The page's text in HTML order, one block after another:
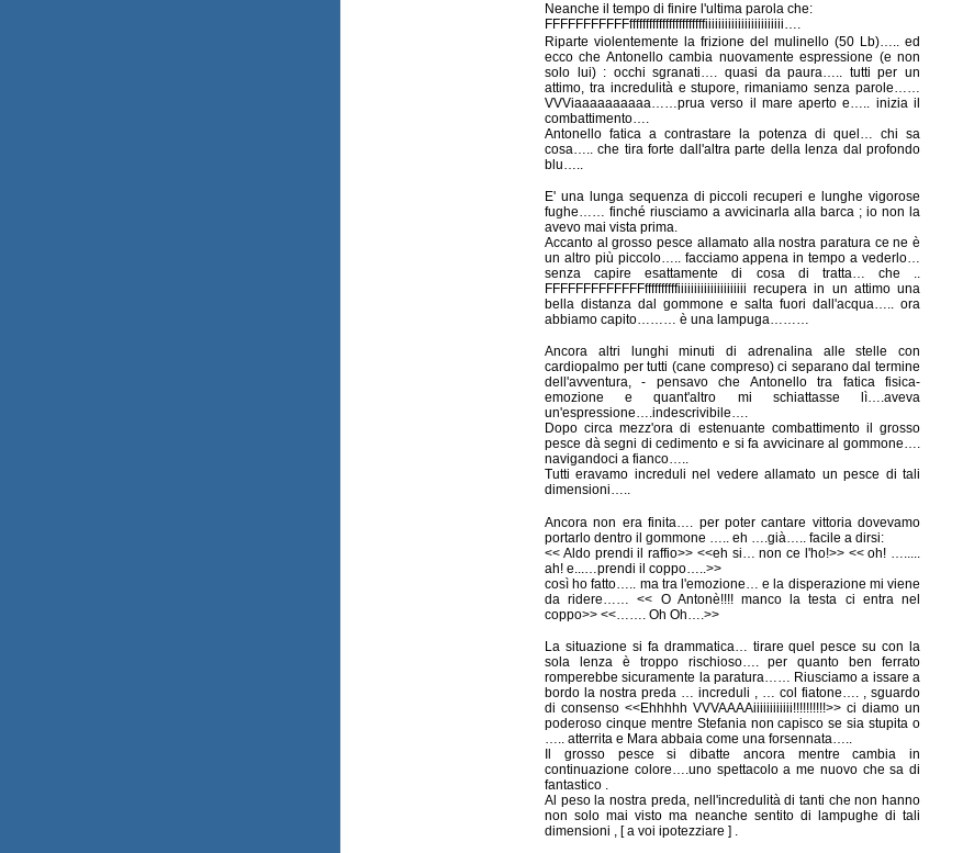
Neanche il tempo di finire l'ultima parola che:
FFFFFFFFFFFfffffffffffffffffffffffiiiiiiiiiiiiiiiiiiiiiiii….
Riparte violentemente la frizione del mulinello (50 Lb)….. ed
ecco che Antonello cambia nuovamente espressione (e non
solo lui) : occhi sgranati…. quasi da paura….. tutti per un
attimo, tra incredulità e stupore, rimaniamo senza parole……
VVViaaaaaaaaaa……prua verso il mare aperto e….. inizia il
combattimento….
Antonello fatica a contrastare la potenza di quel… chi sa
cosa….. che tira forte dall'altra parte della lenza dal profondo
blu…..
E' una lunga sequenza di piccoli recuperi e lunghe vigorose
fughe…… finché riusciamo a avvicinarla alla barca ; io non la
avevo mai vista prima.
Accanto al grosso pesce allamato alla nostra paratura ce ne è
un altro più piccolo….. facciamo appena in tempo a vederlo…
senza capire esattamente di cosa di tratta… che ..
FFFFFFFFFFFFFffffffffffiiiiiiiiiiiiiiiiiiiii recupera in un attimo una
bella distanza dal gommone e salta fuori dall'acqua….. ora
abbiamo capito……… è una lampuga………
Ancora altri lunghi minuti di adrenalina alle stelle con
cardiopalmo per tutti (cane compreso) ci separano dal termine
dell'avventura, - pensavo che Antonello tra fatica fisica-
emozione e quant'altro mi schiattasse lì….aveva
un'espressione….indescrivibile….
Dopo circa mezz'ora di estenuante combattimento il grosso
pesce dà segni di cedimento e si fa avvicinare al gommone….
navigandoci a fianco…..
Tutti eravamo increduli nel vedere allamato un pesce di tali
dimensioni…..
Ancora non era finita…. per poter cantare vittoria dovevamo
portarlo dentro il gommone ….. eh ….già….. facile a dirsi:
<< Aldo prendi il raffio>> <<eh si… non ce l'ho!>> << oh! ….....
ah! e...…prendi il coppo…..>>
così ho fatto….. ma tra l'emozione… e la disperazione mi viene
da ridere…… << O Antonè!!!! manco la testa ci entra nel
coppo>> <<……. Oh Oh….>>
La situazione si fa drammatica… tirare quel pesce su con la
sola lenza è troppo rischioso…. per quanto ben ferrato
romperebbe sicuramente la paratura…… Riusciamo a issare a
bordo la nostra preda … increduli , … col fiatone…. , sguardo
di consenso <<Ehhhhh VVVAAAAiiiiiiiiiiii!!!!!!!!!!>> ci diamo un
poderoso cinque mentre Stefania non capisco se sia stupita o
….. atterrita e Mara abbaia come una forsennata…..
Il grosso pesce si dibatte ancora mentre cambia in
continuazione colore….uno spettacolo a me nuovo che sa di
fantastico .
Al peso la nostra preda, nell'incredulità di tanti che non hanno
non solo mai visto ma neanche sentito di lampughe di tali
dimensioni , [ a voi ipotezziare ] .